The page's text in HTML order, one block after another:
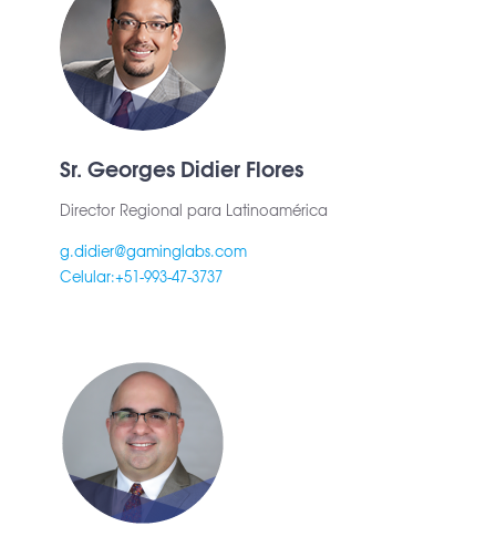
Sr. Georges Didier Flores
Director Regional para Latinoamérica
g.didier@gaminglabs.com
Celular:+51-993-47-3737